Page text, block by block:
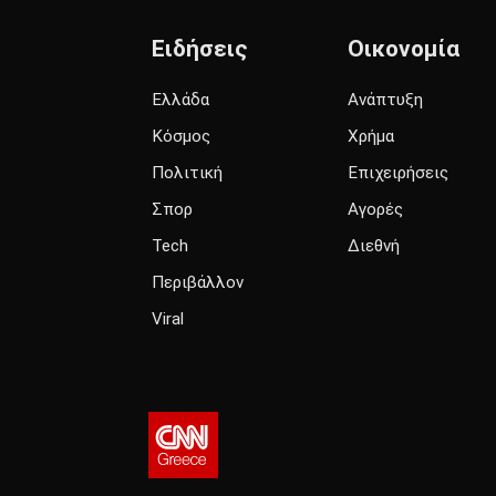
Ειδήσεις
Ελλάδα
Κόσμος
Πολιτική
Σπορ
Tech
Περιβάλλον
Viral
Οικονομία
Ανάπτυξη
Χρήμα
Επιχειρήσεις
Αγορές
Διεθνή